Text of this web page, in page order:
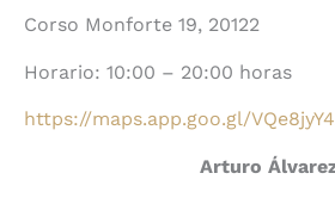
Corso Monforte 19, 20122
Horario: 10:00 – 20:00 horas
https://maps.app.goo.gl/
Arturo